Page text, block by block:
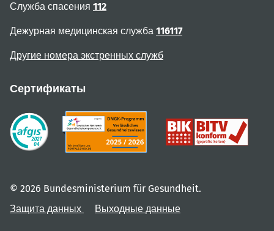
Служба спасения 112
Дежурная медицинская служба 116117
Другие номера экстренных служб
Сертификаты
© 2026 Bundesministerium für Gesundheit.
Защита данных
Выходные данные